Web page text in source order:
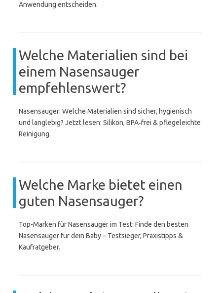
Anwendung entscheiden.
Welche Materialien sind bei
einem Nasensauger
empfehlenswert?
Nasensauger: Welche Materialien sind sicher, hygienisch
und langlebig? Jetzt lesen: Silikon, BPA‑frei & pflegeleichte
Reinigung.
Welche Marke bietet einen
guten Nasensauger?
Top-Marken für Nasensauger im Test: Finde den besten
Nasensauger für dein Baby – Testsieger, Praxistipps &
Kaufratgeber.